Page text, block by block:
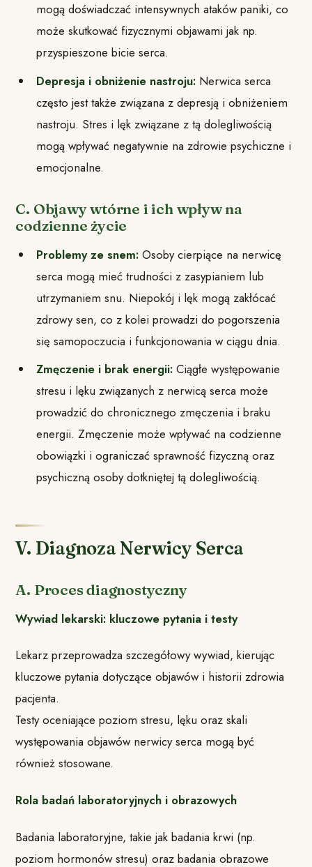
mogą doświadczać intensywnych ataków paniki, co
może skutkować fizycznymi objawami jak np.
przyspieszone bicie serca.
Depresja i obniżenie nastroju: Nerwica serca
często jest także związana z depresją i obniżeniem
nastroju. Stres i lęk związane z tą dolegliwością
mogą wpływać negatywnie na zdrowie psychiczne i
emocjonalne.
C. Objawy wtórne i ich wpływ na
codzienne życie
Problemy ze snem: Osoby cierpiące na nerwicę
serca mogą mieć trudności z zasypianiem lub
utrzymaniem snu. Niepokój i lęk mogą zakłócać
zdrowy sen, co z kolei prowadzi do pogorszenia
się samopoczucia i funkcjonowania w ciągu dnia.
Zmęczenie i brak energii: Ciągłe występowanie
stresu i lęku związanych z nerwicą serca może
prowadzić do chronicznego zmęczenia i braku
energii. Zmęczenie może wpływać na codzienne
obowiązki i ograniczać sprawność fizyczną oraz
psychiczną osoby dotkniętej tą dolegliwością.
V. Diagnoza Nerwicy Serca
A. Proces diagnostyczny
Wywiad lekarski: kluczowe pytania i testy
Lekarz przeprowadza szczegółowy wywiad, kierując
kluczowe pytania dotyczące objawów i historii zdrowia
pacjenta.
Testy oceniające poziom stresu, lęku oraz skali
występowania objawów nerwicy serca mogą być
również stosowane.
Rola badań laboratoryjnych i obrazowych
Badania laboratoryjne, takie jak badania krwi (np.
poziom hormonów stresu) oraz badania obrazowe